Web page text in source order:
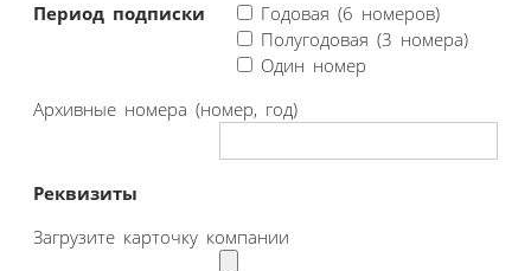
Период подписки
Годовая (6 номеров)
Полугодовая (3 номера)
Один номер
Архивные номера (номер, год)
Реквизиты
Загрузите карточку компании